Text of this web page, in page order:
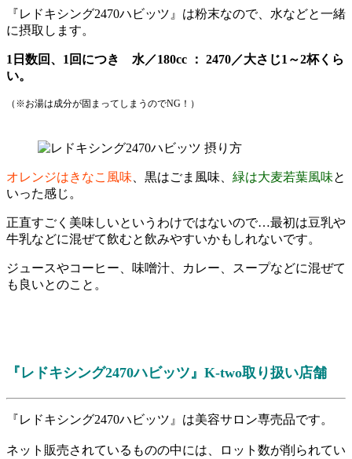
『レドキシング2470ハビッツ』は粉末なので、水などと一緒
に摂取します。
1日数回、1回につき 水／180cc ： 2470／大さじ1～2杯くら
い。
（※お湯は成分が固まってしまうのでNG！）
オレンジはきなこ風味 黒はごま風味 緑は大麦若葉風味と
いった感じ。
正直すごく美味しいというわけではないので…最初は豆乳や
牛乳などに混ぜて飲むと飲みやすいかもしれないです。
ジュースやコーヒー、味噌汁、カレー、スープなどに混ぜて
も良いとのこと。
『レドキシング2470ハビッツ』K-two取り扱い店舗
『レドキシング2470ハビッツ』は美容サロン専売品です。
ネット販売されているものの中には、ロット数が削られてい